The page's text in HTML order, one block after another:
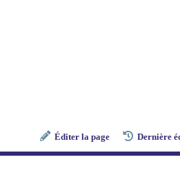
Éditer la page Dernière